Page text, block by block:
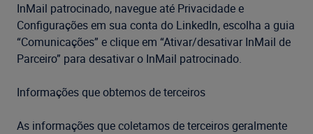
InMail patrocinado, navegue até Privacidade e
Configurações em sua conta do LinkedIn, escolha a guia
“Comunicações” e clique em “Ativar/desativar InMail de
Parceiro” para desativar o InMail patrocinado.
Informações que obtemos de terceiros
As informações que coletamos de terceiros geralmente